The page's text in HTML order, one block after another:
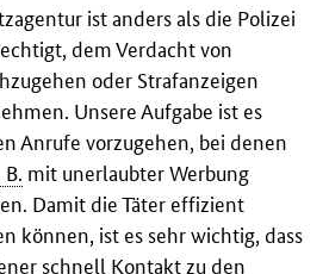
ist anders als die Polizei
dem Verdacht von
oder Strafanzeigen
Unsere Aufgabe ist es
Anrufe vorzugehen, bei denen
B. mit unerlaubter Werbung
Damit die Täter effizient
können, ist es sehr wichtig, dass
schnell Kontakt zu den